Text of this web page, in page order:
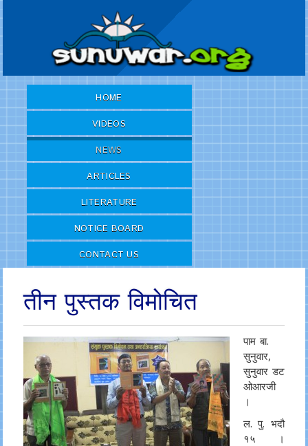
HOME
VIDEOS
NEWS
ARTICLES
LITERATURE
NOTICE BOARD
CONTACT US
तीन पुस्तक विमोचित
पाम बा.
सुनुवार,
सुनुवार डट
ओआरजी
।
ल. पु. भदौ
१५ ।